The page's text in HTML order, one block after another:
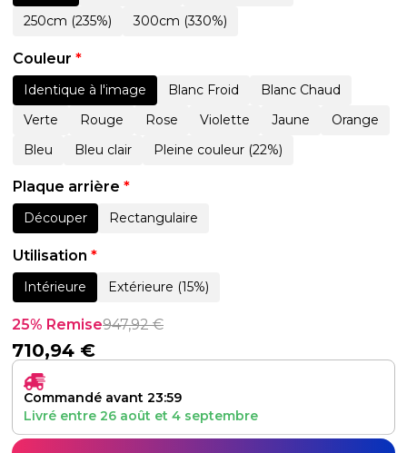
250cm (235%)
300cm (330%)
Couleur *
Identique à l'image Blanc Froid
Blanc Chaud
Verte
Rouge Rose Violette Jaune
Orange
Bleu
Bleu clair Pleine couleur (22%)
Plaque arrière *
Découper Rectangulaire
Utilisation *
Intérieure Extérieure (15%)
25% Remise947,92€
710,94 €
Commandé avant 23:59
Livré entre 26 août et 4 septembre